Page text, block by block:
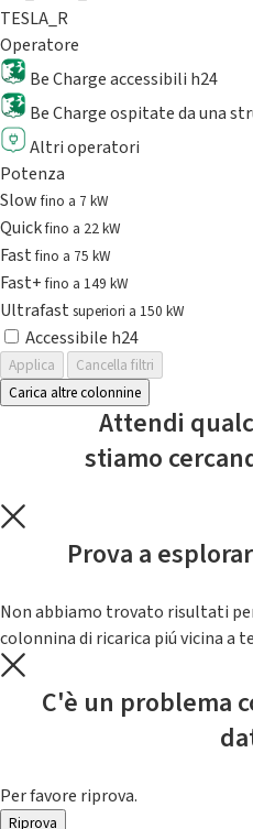
TESLA_R
Operatore
Be Charge accessibili h24
Be Charge ospitate da una
Altri operatori
Potenza
Slowfino a 7 kW
Quickfino a 22 kW
Fastfino a 75 kW
Fast+fino a 149 kW
Ultrafast superiori a 150 kW
Accessibile h24
Applica
Cancella filtri
Carica altre colonnine
Attendi
stiamo
Prova a
Non abbiamo trovato risultati
colonnina di ricarica piú vicina a
C'è un problema
Per favore riprova.
Riprova